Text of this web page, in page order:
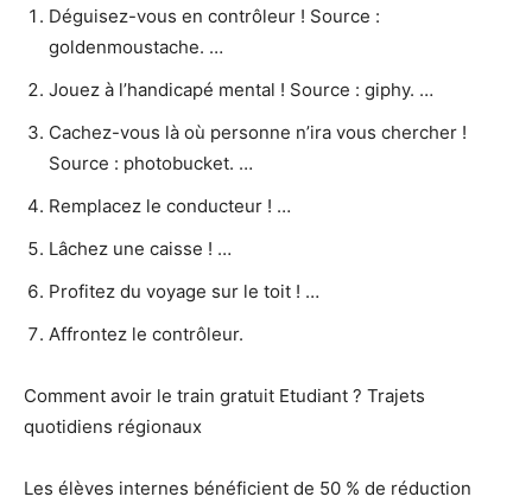
Déguisez-vous en contrôleur ! Source :
goldenmoustache. …
Jouez à l’handicapé mental ! Source : giphy. …
Cachez-vous là où personne n’ira vous chercher !
Source : photobucket. …
Remplacez le conducteur ! …
Lâchez une caisse ! …
Profitez du voyage sur le toit ! …
Affrontez le contrôleur.
Comment avoir le train gratuit Etudiant ? Trajets
quotidiens régionaux
Les élèves internes bénéficient de 50 % de réduction